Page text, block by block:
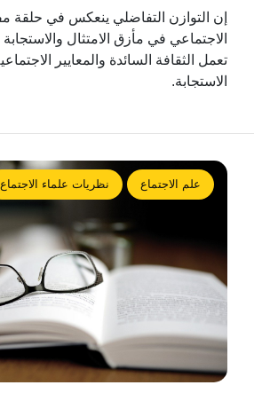
إن التوازن التفاضلي ينعكس في حلقة
الاجتماعي في مأزق الامتثال
تعمل الثقافة السائدة والمعايير
الاستجابة.
علم الاجتماع نظريات علماء الاجتماع